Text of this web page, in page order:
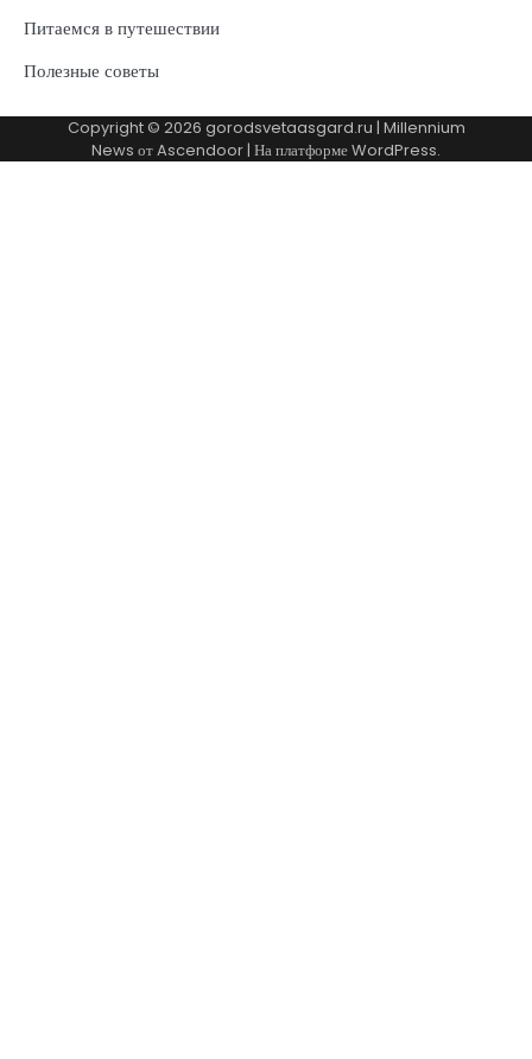
Питаемся в путешествии
Полезные советы
Copyright © 2026 gorodsvetaasgard.ru | Millennium
News отAscendoor | На платформеWordPress.